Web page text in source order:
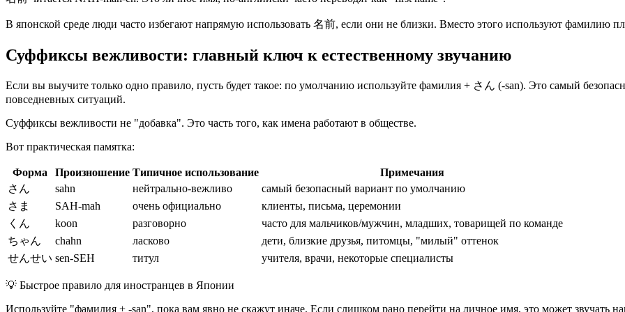
В японской среде люди часто избегают напрямую использовать 名前, если они не близки. Вместо этого используют фамилию
Суффиксы вежливости: главный ключ к естественному звучанию
Если вы выучите только одно правило, пусть будет такое: по умолчанию используйте фамилия + さん (-san). Это самый
повседневных ситуаций.
Суффиксы вежливости не "добавка". Это часть того, как имена работают в обществе.
Вот практическая памятка:
Форма Произношение Типичное использование
Примечания
さん
sahn нейтрально-вежливо
самый безопасный вариант по умолчанию
さま
SAH-mah очень официально
клиенты, письма, церемонии
くん
koon разговорно
часто для мальчиков/мужчин, младших, товарищей по команде
ちゃん
chahn ласково
дети, близкие друзья, питомцы, "милый" оттенок
せんせい sen-SEH титул учителя, врачи, некоторые специалисты
💡 Быстрое правило для иностранцев в Японии
Используйте "фамилия + -san", пока вам явно не скажут иначе. Если слишком рано перейти на личное имя, это может звучать